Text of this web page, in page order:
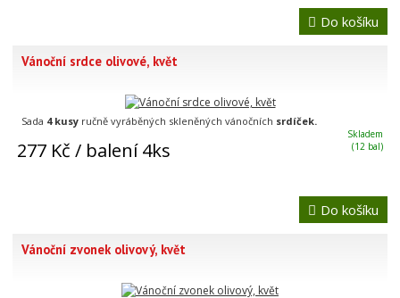
Do košíku
Vánoční srdce olivové, květ
Sada 4 kusy ručně vyráběných skleněných vánočních srdíček.
277 Kč / balení 4ks
Skladem
(12 bal)
Do košíku
Vánoční zvonek olivový, květ